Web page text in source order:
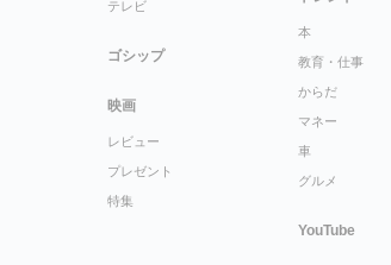
テレビ
ゴシップ
映画
レビュー
プレゼント
特集
本
教育・仕事
からだ
マネー
車
グルメ
YouTube